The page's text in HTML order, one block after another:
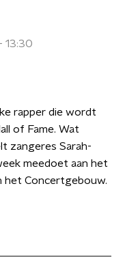
13:30
rapper die wordt
of Fame. Wat
zangeres Sarah-
meedoet aan het
het Concertgebouw.